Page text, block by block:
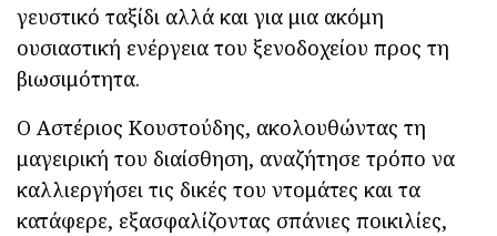
γευστικό ταξίδι αλλά και για μια ακόμη
ουσιαστική ενέργεια του ξενοδοχείου προς τη
βιωσιμότητα.
Ο Αστέριος Κουστούδης, ακολουθώντας τη
μαγειρική του διαίσθηση, αναζήτησε τρόπο να
καλλιεργήσει τις δικές του ντομάτες και τα
κατάφερε, εξασφαλίζοντας σπάνιες ποικιλίες,